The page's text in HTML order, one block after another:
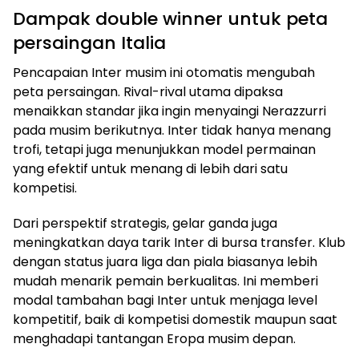
Dampak double winner untuk peta
persaingan Italia
Pencapaian Inter musim ini otomatis mengubah
peta persaingan. Rival-rival utama dipaksa
menaikkan standar jika ingin menyaingi Nerazzurri
pada musim berikutnya. Inter tidak hanya menang
trofi, tetapi juga menunjukkan model permainan
yang efektif untuk menang di lebih dari satu
kompetisi.
Dari perspektif strategis, gelar ganda juga
meningkatkan daya tarik Inter di bursa transfer. Klub
dengan status juara liga dan piala biasanya lebih
mudah menarik pemain berkualitas. Ini memberi
modal tambahan bagi Inter untuk menjaga level
kompetitif, baik di kompetisi domestik maupun saat
menghadapi tantangan Eropa musim depan.